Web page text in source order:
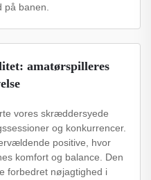
på banen.
amatørspilleres
vores skræddersyede
og konkurrencer.
positive, hvor
komfort og balance. Den
forbedret nøjagtighed i